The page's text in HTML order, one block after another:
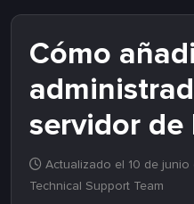
Cómo
servidor de
Actualizado el 10 de
Technical Support Team